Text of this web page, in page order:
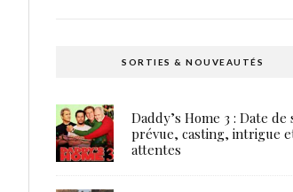
SORTIES & NOUVEAUTÉS
Daddy’s Home 3 : Date de
prévue, casting, intrigue
attentes